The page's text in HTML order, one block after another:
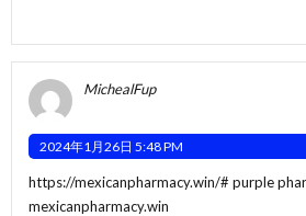
MichealFup
2024年1月26日 5:48 PM
https://mexicanpharmacy.win/# purple
mexicanpharmacy.win